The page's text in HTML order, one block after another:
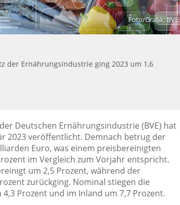
Foto/Grafik: BVE
der Ernährungsindustrie ging 2023 um 1,6
Deutschen Ernährungsindustrie (BVE) hat
2023 veröffentlicht. Demnach betrug der
Euro, was einem preisbereinigten
im Vergleich zum Vorjahr entspricht.
um 2,5 Prozent, während der
zurückging. Nominal stiegen die
Prozent und im Inland um 7,7 Prozent.